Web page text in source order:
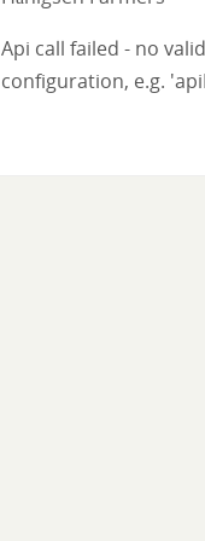
Api call failed - no
configuration, e.g.